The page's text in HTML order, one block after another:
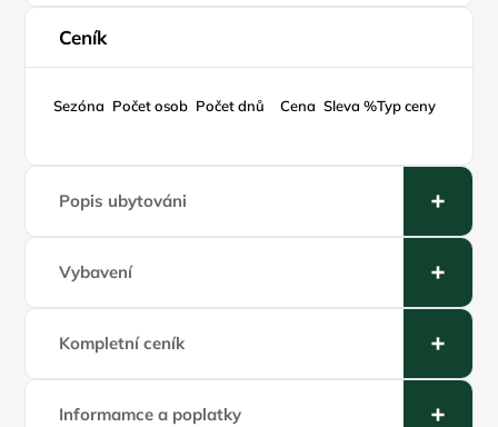
Ceník
Sezóna Počet osob Počet dnů Cena Sleva %Typ ceny
Popis ubytováni
Vybavení
Kompletní ceník
Informamce a poplatky